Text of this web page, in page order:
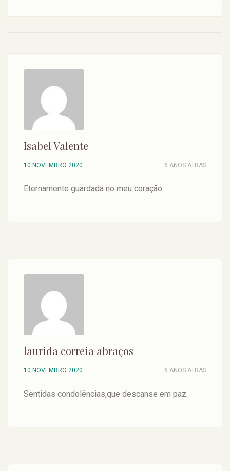
Isabel Valente
10 NOVEMBRO 2020 6 ANOS ATRAS
Eternamente guardada no meu coração.
laurida correia abraços
10 NOVEMBRO 2020 6 ANOS ATRAS
Sentidas condolências,que descanse em paz.